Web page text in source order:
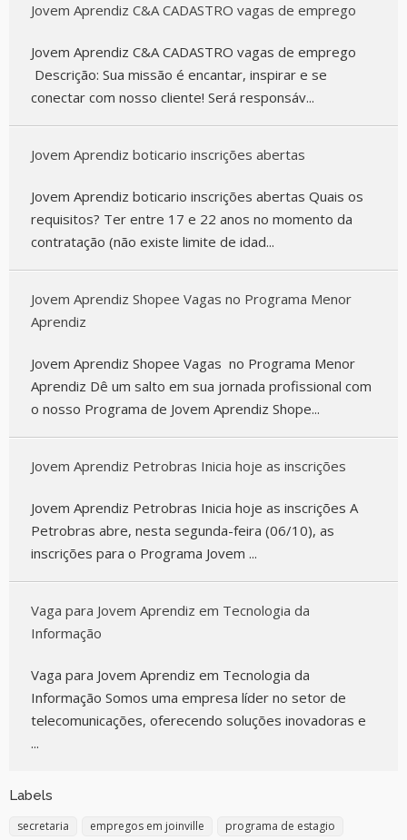
Jovem Aprendiz C&A CADASTRO vagas de emprego
Jovem Aprendiz C&A CADASTRO vagas de emprego
Descrição: Sua missão é encantar, inspirar e se
conectar com nosso cliente! Será responsáv...
Jovem Aprendiz boticario inscrições abertas
Jovem Aprendiz boticario inscrições abertas Quais os
requisitos? Ter entre 17 e 22 anos no momento da
contratação (não existe limite de idad...
Jovem Aprendiz Shopee Vagas no Programa Menor
Aprendiz
Jovem Aprendiz Shopee Vagas no Programa Menor
Aprendiz Dê um salto em sua jornada profissional com
o nosso Programa de Jovem Aprendiz Shope...
Jovem Aprendiz Petrobras Inicia hoje as inscrições
Jovem Aprendiz Petrobras Inicia hoje as inscrições A
Petrobras abre, nesta segunda-feira (06/10), as
inscrições para o Programa Jovem ...
Vaga para Jovem Aprendiz em Tecnologia da
Informação
Vaga para Jovem Aprendiz em Tecnologia da
Informação Somos uma empresa líder no setor de
telecomunicações, oferecendo soluções inovadoras e
...
Labels
secretaria empregos em joinville programa de estagio